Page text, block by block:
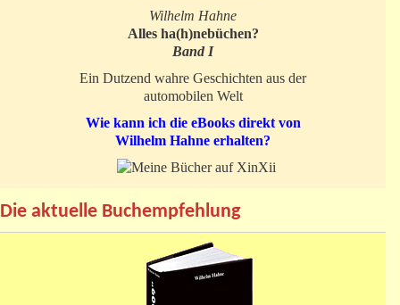
Wilhelm Hahne
Alles ha(h)nebüchen?
Band I
Ein Dutzend wahre Geschichten aus der
automobilen Welt
Wie kann ich die eBooks direkt von
Wilhelm Hahne erhalten?
Die aktuelle Buchempfehlung